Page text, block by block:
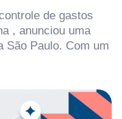
de gastos
, anunciou uma
São Paulo. Com um